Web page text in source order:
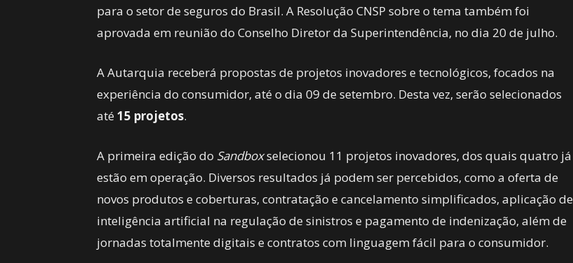
para o setor de seguros do Brasil. A Resolução CNSP sobre o tema também foi
aprovada em reunião do Conselho Diretor da Superintendência, no dia 20 de julho.
A Autarquia receberá propostas de projetos inovadores e tecnológicos, focados na
experiência do consumidor, até o dia 09 de setembro. Desta vez, serão selecionados
até 15 projetos.
A primeira edição do Sandboxselecionou 11 projetos inovadores, dos quais quatro já
estão em operação. Diversos resultados já podem ser percebidos, como a oferta de
novos produtos e coberturas, contratação e cancelamento simplificados, aplicação de
inteligência artificial na regulação de sinistros e pagamento de indenização, além de
jornadas totalmente digitais e contratos com linguagem fácil para o consumidor.